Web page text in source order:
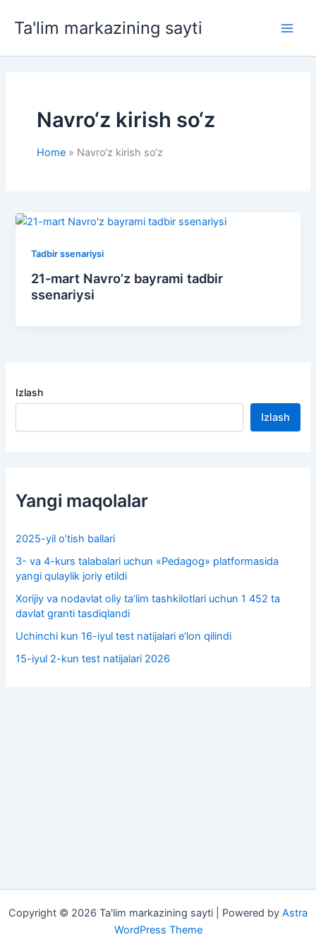
Ta'lim markazining sayti
Navro‘z kirish so‘z
Home Navro‘z kirish so‘z
Tadbir ssenariysi
21-mart Navro’z bayrami tadbir
ssenariysi
Izlash
Izlash
Yangi maqolalar
2025-yil o’tish ballari
3- va 4-kurs talabalari uchun «Pedagog» platformasida
yangi qulaylik joriy etildi
Xorijiy va nodavlat oliy taʼlim tashkilotlari uchun 1 452 ta
davlat granti tasdiqlandi
Uchinchi kun 16-iyul test natijalari e’lon qilindi
15-iyul 2-kun test natijalari 2026
Copyright © 2026 Ta'lim markazining sayti | Powered by Astra
WordPress Theme